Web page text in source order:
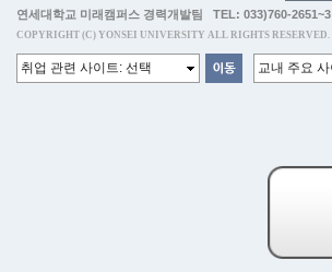
연세대학교 미래캠퍼스 경력개발팀 TEL: 033)760-2651~3
COPYRIGHT (C) YONSEI UNIVERSITY ALL RIGHTS RESERVED.